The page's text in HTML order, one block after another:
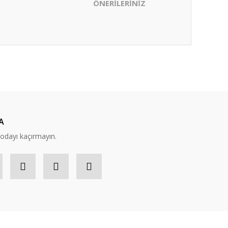
ÖNERİLERİNİZ
kaçırmayın.